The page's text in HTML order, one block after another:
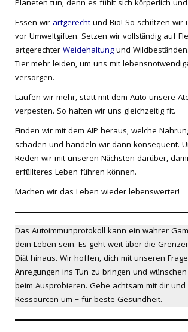
Planeten tun, denn es fühlt sich körperlich
Essen wir artgerechtund Bio! So schützen
vor Umweltgiften. Setzen wir vollständig auf
artgerechterWeidehaltungund
Tier mehr leiden, um uns mit
versorgen.
Laufen wir mehr, statt mit dem Auto unsere
verpesten. So halten wir uns gleichzeitig fit.
Finden wir mit dem AIP heraus, welche
schaden und handeln wir dann konsequent.
Reden wir mit unseren Nächsten darüber,
erfüllteres Leben führen können.
Machen wir das Leben wieder lebenswerter!
Das Autoimmunprotokoll kann ein wahrer
dein Leben sein. Es geht weit über die
Diät hinaus. Wir hoffen, dich mit unseren
Anregungen ins Tun zu bringen und
beim Ausprobieren. Gehe achtsam mit dir
Ressourcen um – für beste Gesundheit.